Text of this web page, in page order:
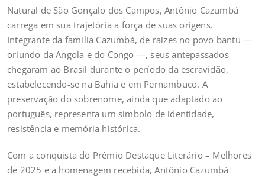
Natural de São Gonçalo dos Campos, Antônio Cazumbá
carrega em sua trajetória a força de suas origens.
Integrante da família Cazumbá, de raízes no povo bantu —
oriundo da Angola e do Congo —, seus antepassados
chegaram ao Brasil durante o período da escravidão,
estabelecendo-se na Bahia e em Pernambuco. A
preservação do sobrenome, ainda que adaptado ao
português, representa um símbolo de identidade,
resistência e memória histórica.
Com a conquista do Prêmio Destaque Literário – Melhores
de 2025 e a homenagem recebida, Antônio Cazumbá